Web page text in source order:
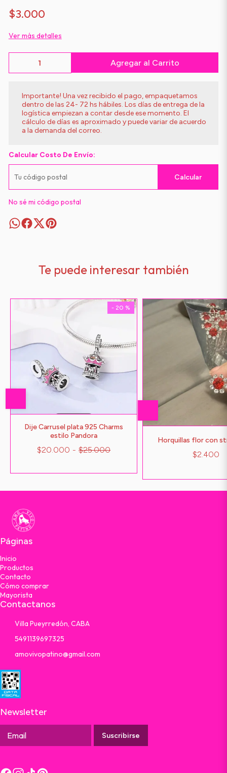
$3.000
Ver más detalles
Agregar al Carrito
Importante! Una vez recibido el pago, empaquetamos
dentro de las 24- 72 hs hábiles. Los días de entrega de la
logística empiezan a contar desde ese momento. El
cálculo de días es aproximado y puede variar de acuerdo
a la demanda del correo.
Calcular Costo De Envío:
Calcular
No sé mi código postal
Te puede interesar también
- 20 %
Dije Carrusel plata 925 Charms
estilo Pandora
$20.000 - $25.000
Horquillas flor con
$2.400
Páginas
Inicio
Productos
Contacto
Cómo comprar
Mayorista
Contactanos
Villa Pueyrredón, CABA
5491139697325
amovivopatino@gmail.com
Newsletter
Suscribirse